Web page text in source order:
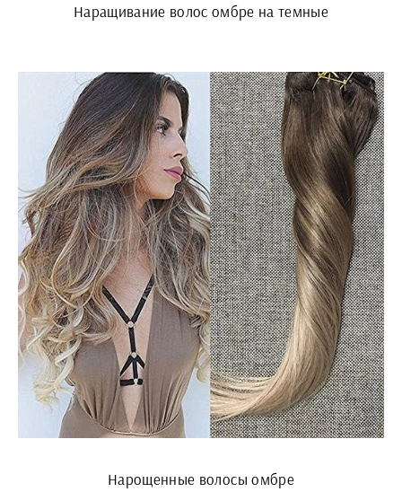
Наращивание волос омбре на темные
Нарощенные волосы омбре